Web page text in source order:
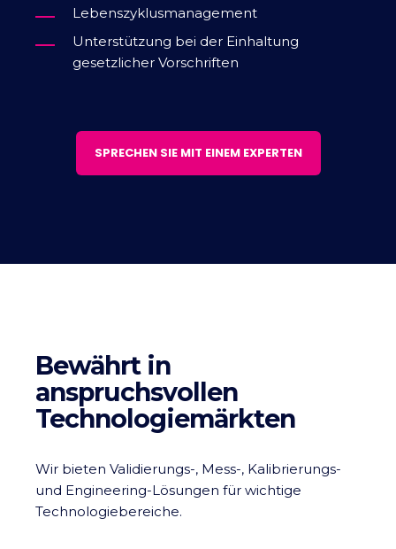
Lebenszyklusmanagement
Unterstützung bei der Einhaltung
gesetzlicher Vorschriften
SPRECHEN SIE MIT EINEM EXPERTEN
Bewährt in
anspruchsvollen
Technologiemärkten
Wir bieten Validierungs-, Mess-, Kalibrierungs-
und Engineering-Lösungen für wichtige
Technologiebereiche.